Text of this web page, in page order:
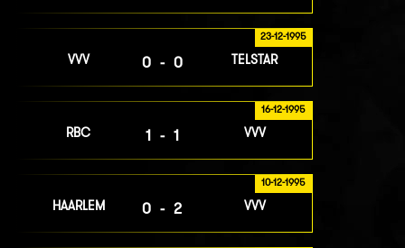
23-12-1995
VVV 0-0 TELSTAR
16-12-1995
RBC 1-1 VVV
10-12-1995
HAARLEM 0-2 VVV